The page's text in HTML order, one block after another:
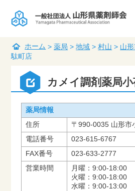
ホーム >薬局 >地域 >村山 > 山
駄町店
カメイ調剤薬局
薬局情報
住所
〒990-0035 山形市
電話番号
023-615-6767
FAX番号
023-633-2777
営業時間
月曜：9:00-18:00
火曜：9:00-18:00
水曜：9:00-13:00